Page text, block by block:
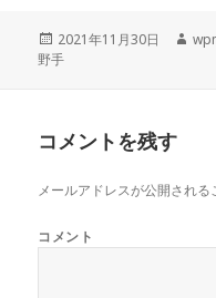
投
稿
2021年11月30日
作
野手
コメントを残す
メールアドレスが公開される
コメント